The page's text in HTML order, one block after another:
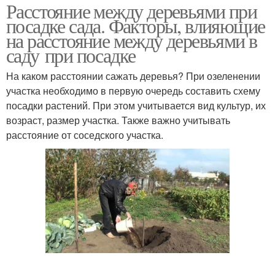
Расстояние между деревьями при
посадке сада. Факторы, влияющие
на расстояние между деревьями в
саду при посадке
На каком расстоянии сажать деревья? При озеленении
участка необходимо в первую очередь составить схему
посадки растений. При этом учитывается вид культур, их
возраст, размер участка. Также важно учитывать
расстояние от соседского участка.